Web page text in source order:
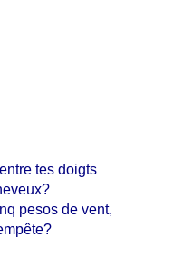
tes doigts
pesos de vent,